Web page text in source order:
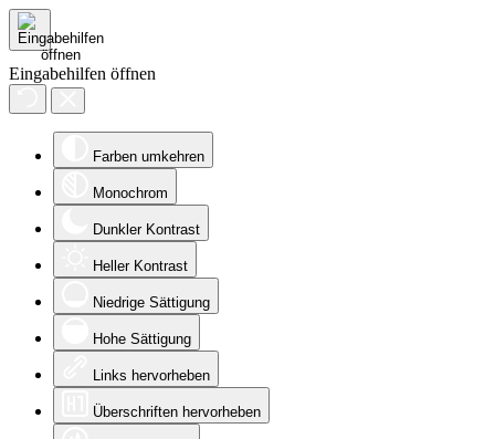
Eingabehilfen öffnen
Farben umkehren
Monochrom
Dunkler Kontrast
Heller Kontrast
Niedrige Sättigung
Hohe Sättigung
Links hervorheben
Überschriften hervorheben